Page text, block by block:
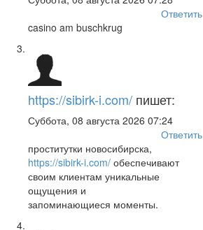
Ответить
casino am buschkrug
https://sibirk-i.com/ пишет:
Суббота, 08 августа 2026 07:24
Ответить
проститутки новосибирска,
https://sibirk-i.com/ обеспечивают
своим клиентам уникальные
ощущения и
запоминающиеся моменты.